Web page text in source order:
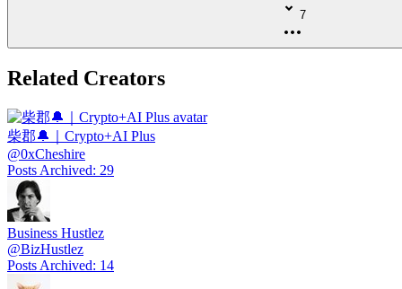
7
Related Creators
柴郡🔔｜Crypto+AI Plus
@0xCheshire
Posts Archived: 29
Business Hustlez
@BizHustlez
Posts Archived: 14